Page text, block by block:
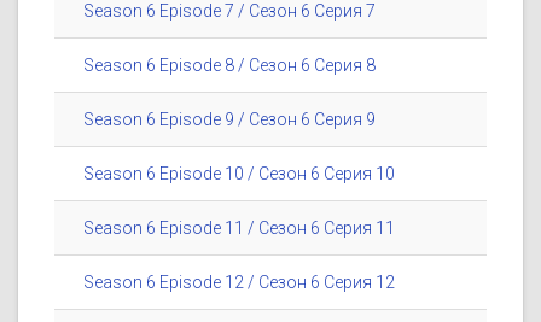
Season 6 Episode 7 / Сезон 6 Серия 7
Season 6 Episode 8 / Сезон 6 Серия 8
Season 6 Episode 9 / Сезон 6 Серия 9
Season 6 Episode 10 / Сезон 6 Серия 10
Season 6 Episode 11 / Сезон 6 Серия 11
Season 6 Episode 12 / Сезон 6 Серия 12